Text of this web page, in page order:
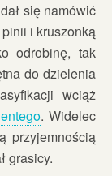
się namówić
i kruszonką
odrobinę, tak
do dzielenia
wciąż
. Widelec
przyjemnością
grasicy.